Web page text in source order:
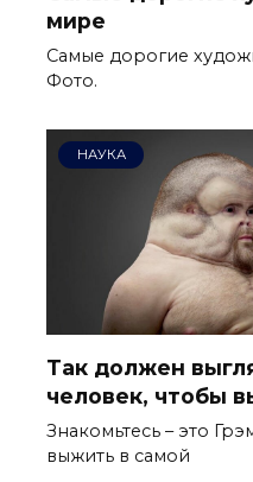
мире
Самые дорогие
Фото.
НАУКА
Так должен
человек, чтобы
Знакомьтесь – это
выжить в самой